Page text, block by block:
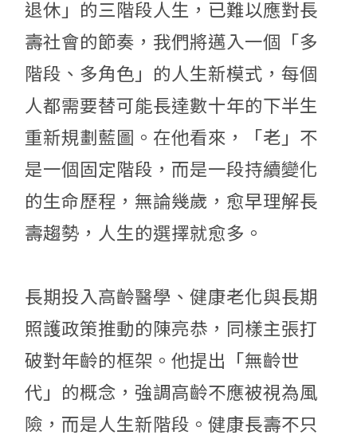
退休」的三階段人生，已難以應對長
壽社會的節奏，我們將邁入一個「多
階段、多角色」的人生新模式，每個
人都需要替可能長達數十年的下半生
重新規劃藍圖。在他看來，「老」不
是一個固定階段，而是一段持續變化
的生命歷程，無論幾歲，愈早理解長
壽趨勢，人生的選擇就愈多。
長期投入高齡醫學、健康老化與長期
照護政策推動的陳亮恭，同樣主張打
破對年齡的框架。他提出「無齡世
代」的概念，強調高齡不應被視為風
險，而是人生新階段。健康長壽不只